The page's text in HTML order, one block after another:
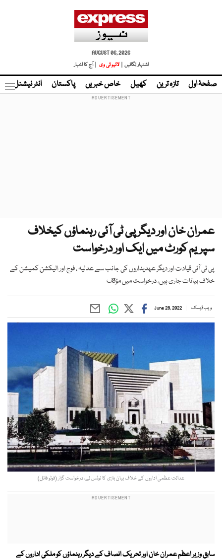
AUGUST 06, 2026
اشتہار لگائیں |
لائیو ٹی وی | آج کا اخبار
صفحۂ اول تازہ ترین کھیل خاص خبریں پاکستان انٹر نیشنل
عمران خان اور دیگر پی ٹی آئی رہنماؤں کیخلاف
سپریم کورٹ میں ایک اور درخواست
پی ٹی آئی قیادت اور دیگر عہدیداروں کی جانب سے عدلیہ ، فوج اور الیکشن کمیشن کے
خلاف بیانات جاری ہیں، درخواست میں مؤقف
ویب ڈیسک June 28, 2022
عدالت عظمیٰ اداروں کے خلاف بیان بازی کا نوٹس لے، درخواست گزار (فوٹو فائل)
سابق وزیر اعظم عمران خان اور تحریک انصاف کے دیگر رہنماؤں کو ملکی اداروں کے